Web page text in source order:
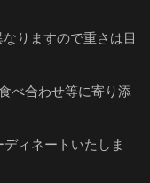
りますので重さは目
べ合わせ等に寄り添
ィネートいたしま